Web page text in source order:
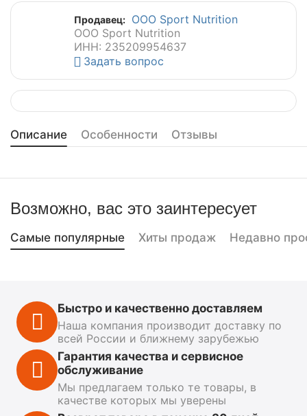
Продавец: ООО Sport Nutrition
ООО Sport Nutrition
ИНН: 235209954637
Задать вопрос
Описание Особенности Отзывы
Возможно, вас это заинтересует
Самые популярные Хиты продаж Недавно
Быстро и качественно доставляем
Наша компания производит доставку по
всей России и ближнему зарубежью
Гарантия качества и сервисное
обслуживание
Мы предлагаем только те товары, в
качестве которых мы уверены